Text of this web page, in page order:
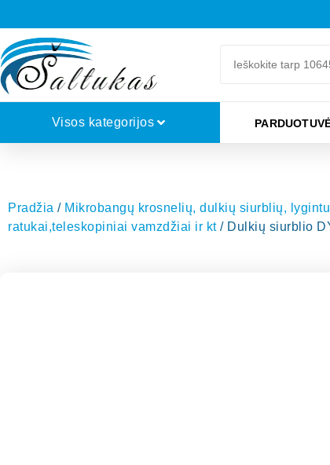
Visos kategorijos
Pradžia / Mikrobangų krosnelių, dulkių siurblių,
ratukai,teleskopiniai vamzdžiai ir kt/ Dulkių siurblio